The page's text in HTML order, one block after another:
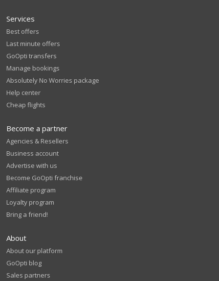
Services
Best offers
Last minute offers
GoOpti transfers
Manage bookings
Absolutely No Worries package
Help center
Cheap flights
Become a partner
Agencies & Resellers
Business account
Advertise with us
Become GoOpti franchise
Affiliate program
Loyalty program
Bring a friend!
About
About our platform
GoOpti blog
Sales partners